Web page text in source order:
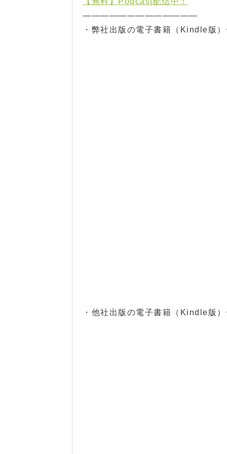
—————————————
・弊社出版の電子書籍（Kindle版
・他社出版の電子書籍（Kindle版